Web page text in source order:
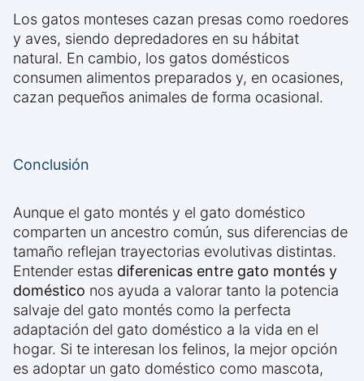
Los gatos monteses cazan presas como roedores
y aves, siendo depredadores en su hábitat
natural. En cambio, los gatos domésticos
consumen alimentos preparados y, en ocasiones,
cazan pequeños animales de forma ocasional.
Conclusión
Aunque el gato montés y el gato doméstico
comparten un ancestro común, sus diferencias de
tamaño reflejan trayectorias evolutivas distintas.
Entender estas diferenicas entre gato montés y
doméstico nos ayuda a valorar tanto la potencia
salvaje del gato montés como la perfecta
adaptación del gato doméstico a la vida en el
hogar. Si te interesan los felinos, la mejor opción
es adoptar un gato doméstico como mascota,